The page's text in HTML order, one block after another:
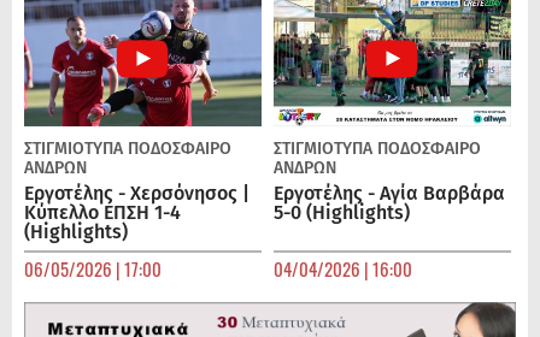
ΣΤΙΓΜΙΟΤΥΠΑ ΠΟΔΌΣΦΑΙΡΟ
ΑΝΔΡΏΝ
Εργοτέλης - Χερσόνησος |
Κύπελλο ΕΠΣΗ 1-4
(Highlights)
06/05/2026 | 17:00
ΣΤΙΓΜΙΟΤΥΠΑ ΠΟΔΌΣΦΑΙΡΟ
ΑΝΔΡΏΝ
Εργοτέλης - Αγία Βαρβάρα
5-0 (Highlights)
04/04/2026 | 16:00